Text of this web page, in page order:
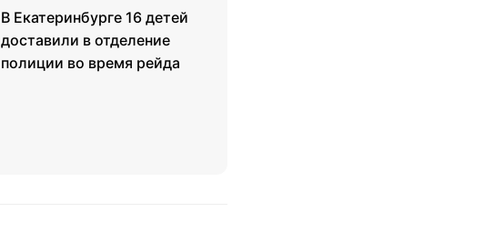
В Екатеринбурге 16 детей
доставили в отделение
полиции во время рейда